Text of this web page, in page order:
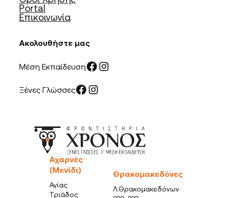
Portal
Επικοινωνία
Ακολουθήστε μας
Μέση ΕκπαίδευσηFacebook Instagram
Ξένες ΓλώσσεςFacebook Instagram
Αχαρνές
(Μενίδι)
Αγίας
Τριάδος
Θρακομακεδόνες
Λ.Θρακομακεδόνων